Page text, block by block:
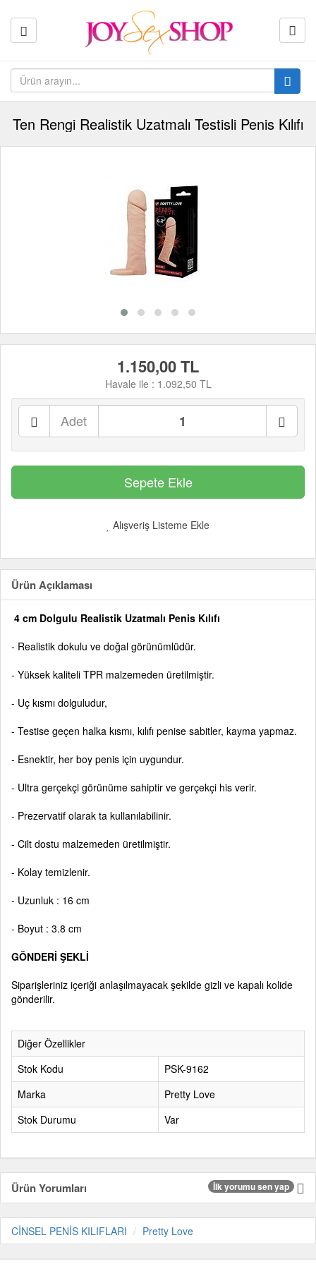
Ten Rengi Realistik Uzatmalı Testisli Penis Kılıfı
1.150,00 TL
Havale ile : 1.092,50 TL
Adet
Alışveriş Listeme Ekle
Ürün Açıklaması
4 cm Dolgulu Realistik Uzatmalı Penis Kılıfı
- Realistik dokulu ve doğal görünümlüdür.
- Yüksek kaliteli TPR malzemeden üretilmiştir.
- Uç kısmı dolguludur,
- Testise geçen halka kısmı, kılıfı penise sabitler, kayma yapmaz.
- Esnektir, her boy penis için uygundur.
- Ultra gerçekçi görünüme sahiptir ve gerçekçi his verir.
- Prezervatif olarak ta kullanılabilinir.
- Cilt dostu malzemeden üretilmiştir.
- Kolay temizlenir.
- Uzunluk : 16 cm
- Boyut : 3.8 cm
GÖNDERİ ŞEKLİ
Siparişleriniz içeriği anlaşılmayacak şekilde gizli ve kapalı kolide
gönderilir.
Diğer Özellikler
Stok Kodu
PSK-9162
Marka
Pretty Love
Stok Durumu
Var
Ürün Yorumları İlk yorumu sen yap
CİNSEL PENİS KILIFLARI Pretty Love